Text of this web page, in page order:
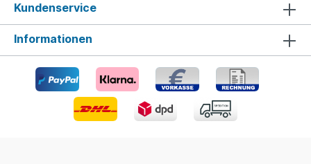
Kundenservice
Informationen